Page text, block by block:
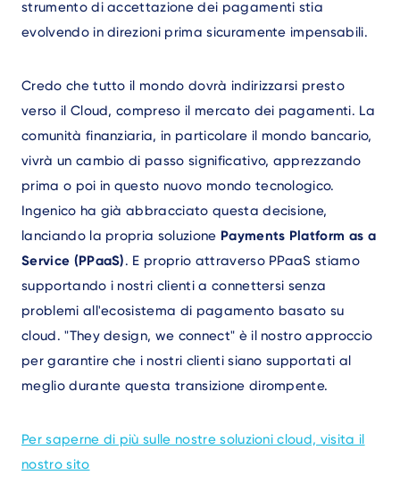
strumento di accettazione dei pagamenti stia
evolvendo in direzioni prima sicuramente impensabili.
Credo che tutto il mondo dovrà indirizzarsi presto
verso il Cloud, compreso il mercato dei pagamenti. La
comunità finanziaria, in particolare il mondo bancario,
vivrà un cambio di passo significativo, apprezzando
prima o poi in questo nuovo mondo tecnologico.
Ingenico ha già abbracciato questa decisione,
lanciando la propria soluzione Payments Platform as a
Service (PPaaS). E proprio attraverso PPaaS stiamo
supportando i nostri clienti a connettersi senza
problemi all'ecosistema di pagamento basato su
cloud. "They design, we connect" è il nostro approccio
per garantire che i nostri clienti siano supportati al
meglio durante questa transizione dirompente.
Per saperne di più sulle nostre soluzioni cloud, visita il
nostro sito